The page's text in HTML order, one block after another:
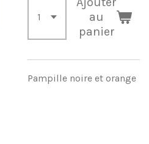
au
panier
Pampille noire et orange